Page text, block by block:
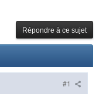
Répondre à ce sujet
#1